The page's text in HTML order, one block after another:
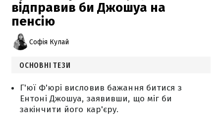
відправив би Джошуа на
пенсію
Софія Кулай
ОСНОВНІ ТЕЗИ
Г'юї Ф'юрі висловив бажання битися з
Ентоні Джошуа, заявивши, що міг би
закінчити його кар'єру.